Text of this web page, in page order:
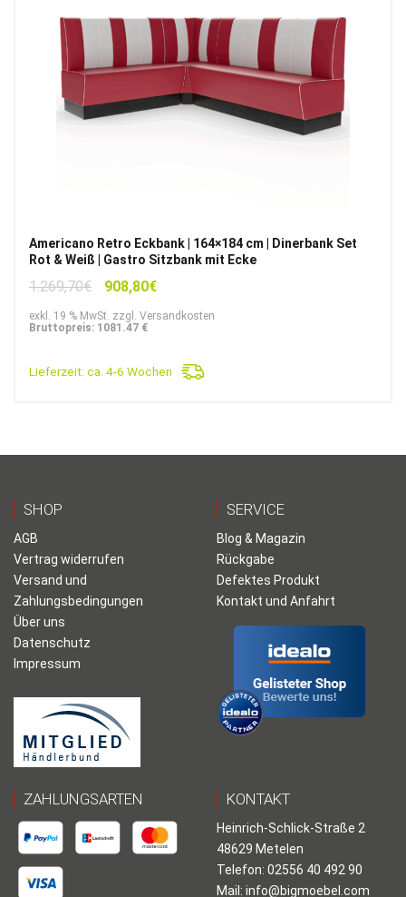
Americano Retro Eckbank | 164×184 cm | Dinerbank Set
Rot & Weiß | Gastro Sitzbank mit Ecke
1.269,70€
Ursprünglicher
war:
908,80€Aktueller
ist:
exkl. 19 % MwSt. zzgl. Versandkosten
Bruttopreis: 1081.47 €
Lieferzeit: ca. 4-6 Wochen
SHOP
AGB
Vertrag widerrufen
Versand und
Zahlungsbedingungen
Über uns
Datenschutz
Impressum
SERVICE
Blog & Magazin
Rückgabe
Defektes Produkt
Kontakt und Anfahrt
ZAHLUNGSARTEN KONTAKT
Heinrich-Schlick-Straße 2
48629 Metelen
Telefon: 02556 40 492 90
Mail: info@bigmoebel.com